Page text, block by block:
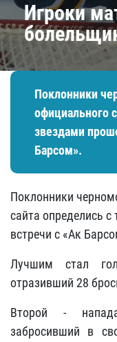
Игроки
Поклонники
официального
звездами
Барсом».
Поклонники
сайта определись
встречи с «Ак
Лучшим стал
отразивший 28
Второй -
забросивший в